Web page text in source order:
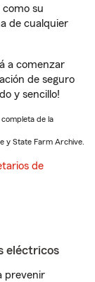
como su
de cualquier
a comenzar
de seguro
y sencillo!
de la
y State Farm Archive.
de
eléctricos
prevenir